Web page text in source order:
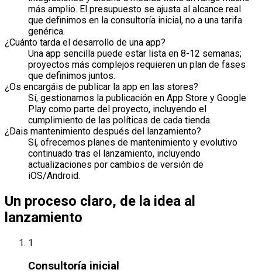
más amplio. El presupuesto se ajusta al alcance real
que definimos en la consultoría inicial, no a una tarifa
genérica.
¿Cuánto tarda el desarrollo de una app?
Una app sencilla puede estar lista en 8-12 semanas;
proyectos más complejos requieren un plan de fases
que definimos juntos.
¿Os encargáis de publicar la app en las stores?
Sí, gestionamos la publicación en App Store y Google
Play como parte del proyecto, incluyendo el
cumplimiento de las políticas de cada tienda.
¿Dais mantenimiento después del lanzamiento?
Sí, ofrecemos planes de mantenimiento y evolutivo
continuado tras el lanzamiento, incluyendo
actualizaciones por cambios de versión de
iOS/Android.
Un proceso claro, de la idea al
lanzamiento
1
Consultoría inicial